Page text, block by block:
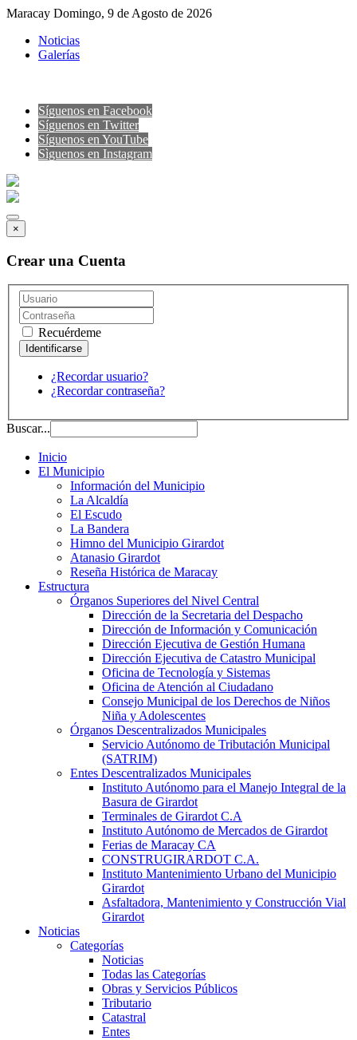
Maracay Domingo, 9 de Agosto de 2026
Noticias
Galerías
Síguenos en Facebook
Síguenos en Twitter
Síguenos en YouTube
Sìguenos en Instagram
×
Crear una Cuenta
Recuérdeme
¿Recordar usuario?
¿Recordar contraseña?
Buscar...
Inicio
El Municipio
Información del Municipio
La Alcaldía
El Escudo
La Bandera
Himno del Municipio Girardot
Atanasio Girardot
Reseña Histórica de Maracay
Estructura
Órganos Superiores del Nivel Central
Dirección de la Secretaria del Despacho
Dirección de Información y Comunicación
Dirección Ejecutiva de Gestión Humana
Dirección Ejecutiva de Catastro Municipal
Oficina de Tecnología y Sistemas
Oficina de Atención al Ciudadano
Consejo Municipal de los Derechos de Niños
Niña y Adolescentes
Órganos Descentralizados Municipales
Servicio Autónomo de Tributación Municipal
(SATRIM)
Entes Descentralizados Municipales
Instituto Autónomo para el Manejo Integral de la
Basura de Girardot
Terminales de Girardot C.A
Instituto Autónomo de Mercados de Girardot
Ferias de Maracay CA
CONSTRUGIRARDOT C.A.
Instituto Mantenimiento Urbano del Municipio
Girardot
Asfaltadora, Mantenimiento y Construcción Vial
Girardot
Noticias
Categorías
Noticias
Todas las Categorías
Obras y Servicios Públicos
Tributario
Catastral
Entes